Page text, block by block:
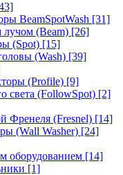
BeamSpotWash [31]
(Beam) [26]
(Spot) [15]
(Wash) [39]
(Profile) [9]
света (FollowSpot) [2]
Френеля (Fresnel) [14]
(Wall Washer) [24]
оборудованием [14]
[1]